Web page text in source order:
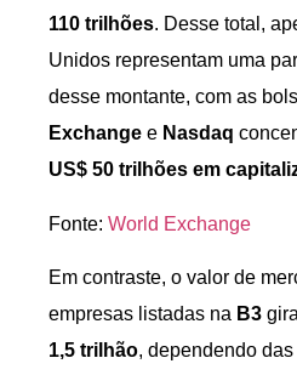
110 trilhões. Desse total,
Unidos representam uma
desse montante, com as
Exchange e Nasdaq
US$ 50 trilhões em
Fonte: World Exchange
Em contraste, o valor de
empresas listadas na B3
1,5 trilhão, dependendo